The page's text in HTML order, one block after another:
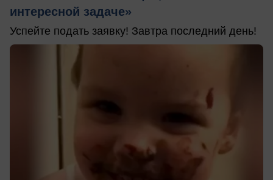
интересной задаче»
Успейте подать заявку! Завтра последний день!